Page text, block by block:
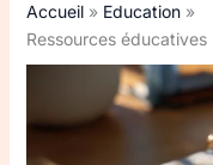
Accueil
Education
Ressources